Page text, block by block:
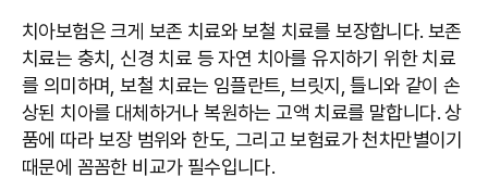
치아보험은 크게 보존 치료와 보철 치료를 보장합니다. 보존
치료는 충치, 신경 치료 등 자연 치아를 유지하기 위한 치료
를 의미하며, 보철 치료는 임플란트, 브릿지, 틀니와 같이 손
상된 치아를 대체하거나 복원하는 고액 치료를 말합니다. 상
품에 따라 보장 범위와 한도, 그리고 보험료가 천차만별이기
때문에 꼼꼼한 비교가 필수입니다.